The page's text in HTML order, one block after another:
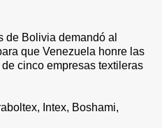
de Bolivia demandó al
que Venezuela honre las
cinco empresas textileras
Intex, Boshami,